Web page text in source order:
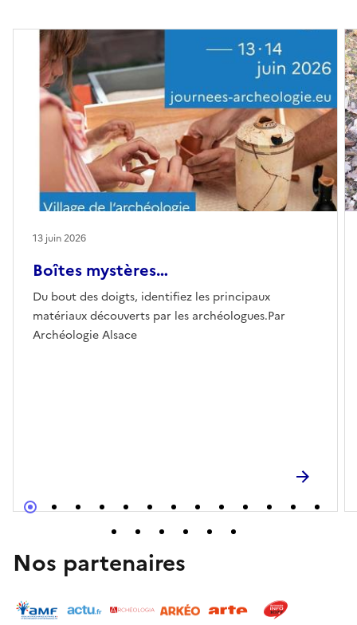
Boîtes mystères…
Du bout des doigts, identifiez les principaux
matériaux découverts par les archéologues.Par
Archéologie Alsace
13 juin 2026
Nos partenaires